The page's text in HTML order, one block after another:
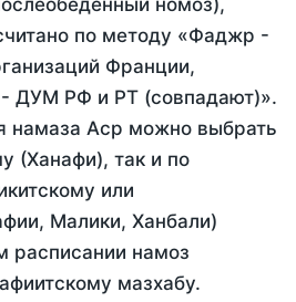
номоз),
по методу «Фаджр -
Франции,
ДУМ РФ и РТ (совпадают)».
намаза Аср можно выбрать
(Ханафи), так и по
или
Малики, Ханбали)
расписании намоз
мазхабу.